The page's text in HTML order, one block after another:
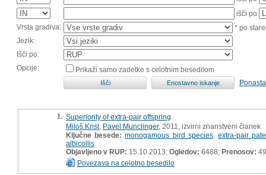
išči po
Vrsta gradiva:
* po
Jezik:
Išči po:
Opcije:
Prikaži samo zadetke s celotnim besedilom
1. Superiority of extra-pair offspring
Miloš Krist, Pavel Munclinger, 2011, izvirni znanstveni članek
Ključne besede: monogamous bird species,extra-pair
albicollis
Objavljeno v RUP: 15.10.2013; Ogledov: 6488; Prenosov: 49
Povezava na celotno besedilo